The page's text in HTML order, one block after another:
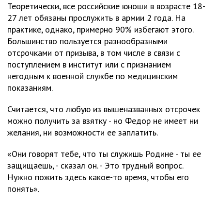
Теоретически, все российские юноши в возрасте 18-
27 лет обязаны прослужить в армии 2 года. На
практике, однако, примерно 90% избегают этого.
Большинство пользуется разнообразными
отсрочками от призыва, в том числе в связи с
поступлением в институт или с признанием
негодным к военной службе по медицинским
показаниям.
Считается, что любую из вышеназванных отсрочек
можно получить за взятку - но Федор не имеет ни
желания, ни возможности ее заплатить.
«Они говорят тебе, что ты служишь Родине - ты ее
защищаешь, - сказал он. - Это трудный вопрос.
Нужно пожить здесь какое-то время, чтобы его
понять».